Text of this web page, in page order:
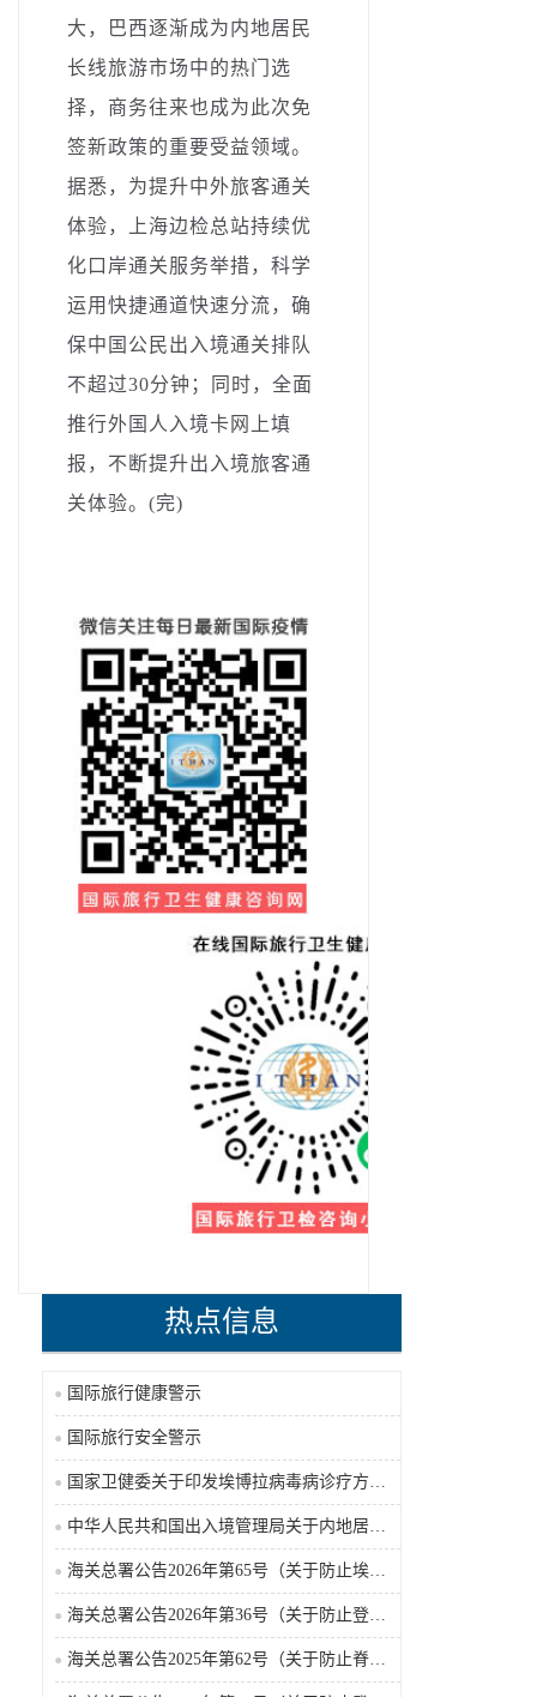
大，巴西逐渐成为内地居民
长线旅游市场中的热门选
择，商务往来也成为此次免
签新政策的重要受益领域。
据悉，为提升中外旅客通关
体验，上海边检总站持续优
化口岸通关服务举措，科学
运用快捷通道快速分流，确
保中国公民出入境通关排队
不超过30分钟；同时，全面
推行外国人入境卡网上填
报，不断提升出入境旅客通
关体验。(完)
热点信息
国际旅行健康警示
国际旅行安全警示
国家卫健委关于印发埃博拉病毒病诊疗方案（2026年版）的通知
中华人民共和国出入境管理局关于内地居民前往港澳地区定居审批条件的公告（2026-06-30）
海关总署公告2026年第65号（关于防止埃博拉病毒病疫情传入我国的公告）（2026-05-18）
海关总署公告2026年第36号（关于防止登革热疫情传入我国的公告）
海关总署公告2025年第62号（关于防止脊髓灰质炎疫情传入我国的公告）